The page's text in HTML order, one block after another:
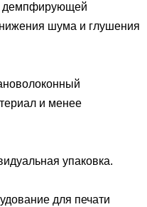
демпфирующей
шума и глушения
и менее
упаковка.
для печати